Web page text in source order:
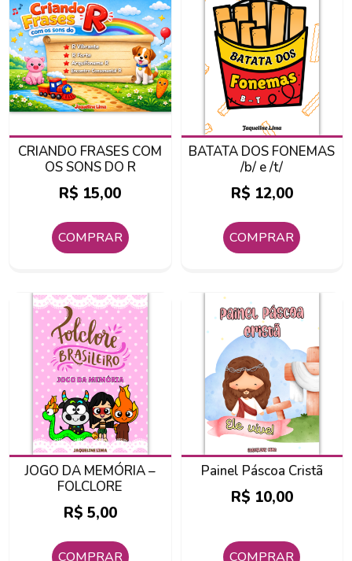
CRIANDO FRASES COM
OS SONS DO R
R$ 15,00
COMPRAR
BATATA DOS FONEMAS
/b/ e /t/
R$ 12,00
COMPRAR
JOGO DA MEMÓRIA –
FOLCLORE
R$ 5,00
COMPRAR
Painel Páscoa Cristã
R$ 10,00
COMPRAR